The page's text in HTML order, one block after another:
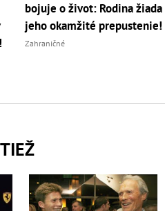
bojuje o život: Rodina žiada
jeho okamžité prepustenie!
Zahraničné